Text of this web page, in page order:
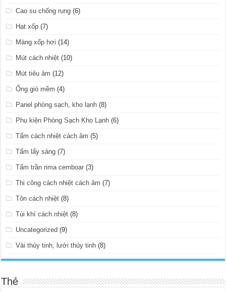
Cao su chống rung (6)
Hạt xốp (7)
Màng xốp hơi (14)
Mút cách nhiệt (10)
Mút tiêu âm (12)
Ống gió mềm (4)
Panel phòng sạch, kho lạnh (8)
Phụ kiện Phòng Sạch Kho Lạnh (6)
Tấm cách nhiệt cách âm (5)
Tấm lấy sáng (7)
Tấm trần rima cemboar (3)
Thi công cách nhiệt cách âm (7)
Tôn cách nhiệt (8)
Túi khí cách nhiệt (8)
Uncategorized (9)
Vải thủy tinh, lưới thủy tinh (8)
Thẻ